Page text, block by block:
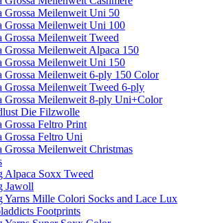
Grossa Meilenweit Uni 50
Grossa Meilenweit Uni 100
Grossa Meilenweit Tweed
Grossa Meilenweit Alpaca 150
Grossa Meilenweit Uni 150
Grossa Meilenweit 6-ply 150 Color
Grossa Meilenweit Tweed 6-ply
Grossa Meilenweit 8-ply Uni+Color
Die Filzwolle
Grossa Feltro Print
Grossa Feltro Uni
Grossa Meilenweit Christmas
Alpaca Soxx Tweed
Jawoll
Yarns Mille Colori Socks and Lace Lux
Footprints